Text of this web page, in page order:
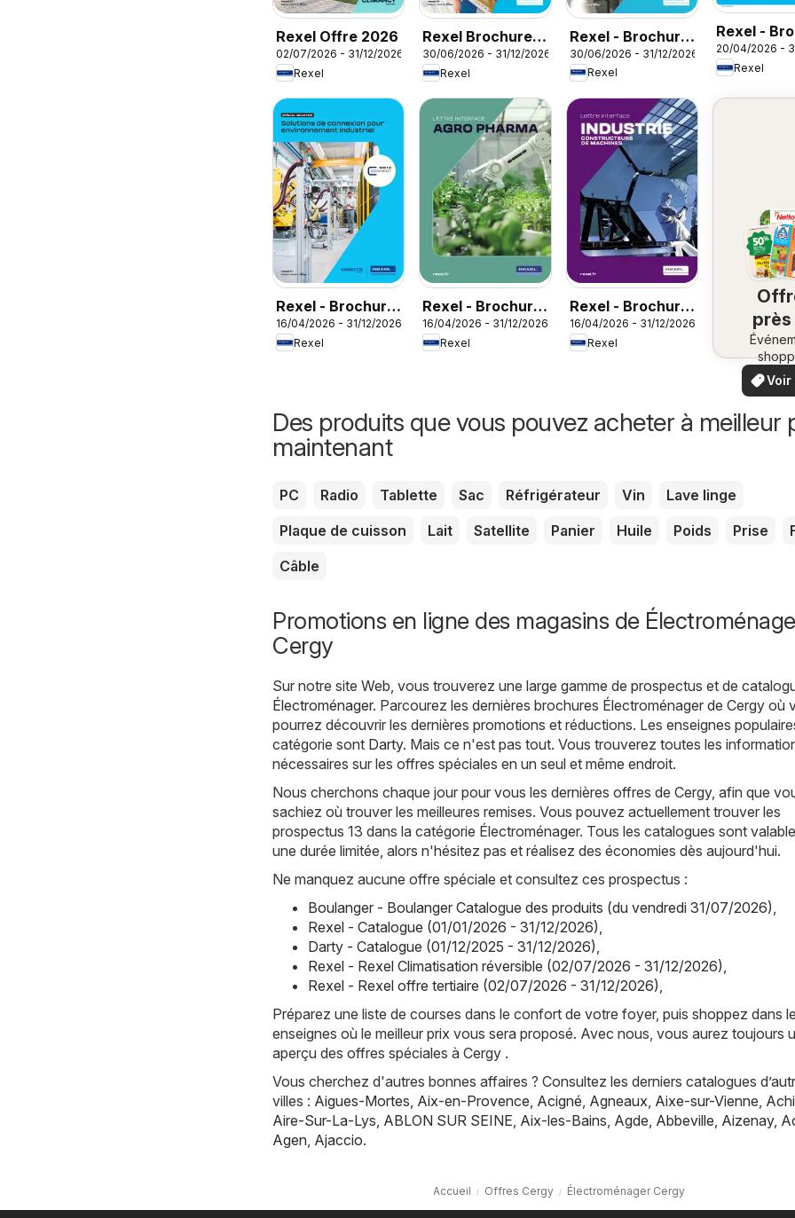
Rexel Offre 2026
02/07/2026 - 31/12/2026
Rexel
Rexel Brochure
accessoires de
climatisation
30/06/2026 - 31/12/2026
Rexel
Rexel - Brochure
rafraichisseur
d'air
30/06/2026 - 31/12/2026
Rexel
Rexel -
Sanitaire
20/04/2026 -
Rexel
Rexel - Brochure
spécial industrie
16/04/2026 - 31/12/2026
Rexel
Rexel - Brochure
agro pharma
16/04/2026 - 31/12/2026
Rexel
Rexel - Brochure
industrie
16/04/2026 - 31/12/2026
Rexel
près
locaux
Voir
Des produits que vous pouvez acheter à meilleur
maintenant
PC Radio Tablette Sac Réfrigérateur Vin
Lave linge
Plaque de cuisson
Lait Satellite Panier Huile Poids Prise
Câble
Promotions en ligne des magasins de
Cergy
Sur notre site Web, vous trouverez une large gamme de prospectus et de
Électroménager. Parcourez les dernières brochures Électroménager de Cergy où
pourrez découvrir les dernières promotions et réductions. Les enseignes
catégorie sont Darty. Mais ce n'est pas tout. Vous trouverez toutes les
nécessaires sur les offres spéciales en un seul et même endroit.
Nous cherchons chaque jour pour vous les dernières offres de Cergy, afin que
sachiez où trouver les meilleures remises. Vous pouvez actuellement trouver les
prospectus 13 dans la catégorie Électroménager. Tous les catalogues sont
une durée limitée, alors n'hésitez pas et réalisez des économies dès aujourd'hui.
Ne manquez aucune offre spéciale et consultez ces prospectus :
Boulanger - Boulanger Catalogue des produits (du vendredi 31/07/2026),
Rexel - Catalogue (01/01/2026 - 31/12/2026),
Darty - Catalogue (01/12/2025 - 31/12/2026),
Rexel - Rexel Climatisation réversible (02/07/2026 - 31/12/2026),
Rexel - Rexel offre tertiaire (02/07/2026 - 31/12/2026),
Préparez une liste de courses dans le confort de votre foyer, puis shoppez dans
enseignes où le meilleur prix vous sera proposé. Avec nous, vous aurez toujours
aperçu des offres spéciales à Cergy .
Vous cherchez d'autres bonnes affaires ? Consultez les derniers catalogues
villes : Aigues-Mortes, Aix-en-Provence, Acigné, Agneaux, Aixe-sur-Vienne,
Aire-Sur-La-Lys, ABLON SUR SEINE, Aix-les-Bains, Agde, Abbeville, Aizenay,
Agen, Ajaccio.
Accueil Offres Cergy Électroménager Cergy